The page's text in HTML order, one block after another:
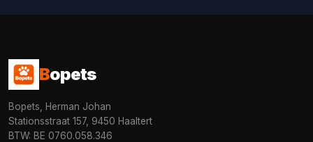
Bopets
Bopets, Herman Johan
Stationsstraat 157, 9450 Haaltert
BTW: BE 0760.058.346